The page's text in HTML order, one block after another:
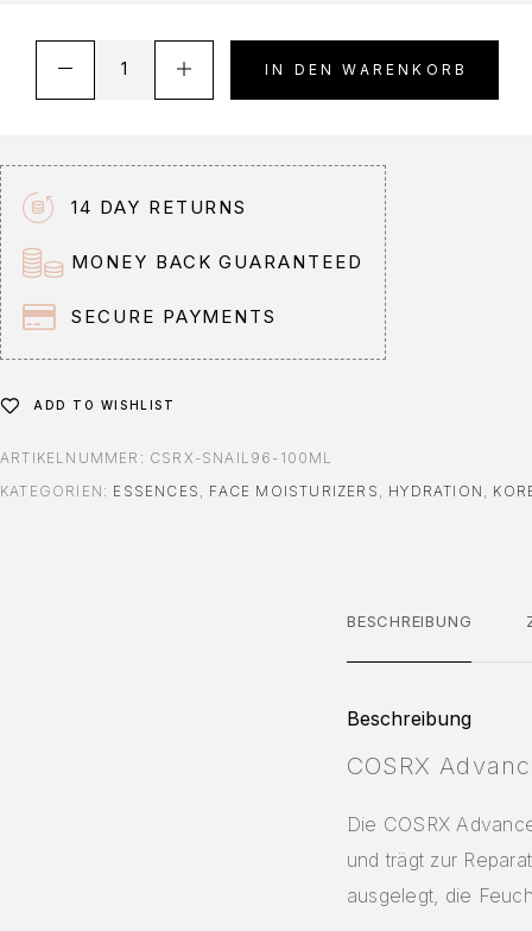
IN DEN WARENKORB
r
n
a
t
i
v
:
14 DAY RETURNS
MONEY BACK GUARANTEED
SECURE PAYMENTS
ADD TO WISHLIST
ARTIKELNUMMER: CSRX-SNAIL96-100ML
KATEGORIEN: ESSENCES FACE MOISTURIZERS HYDRATION
BESCHREIBUNG
Beschreibung
COSRX
Die COSRX
und trägt zur
ausgelegt, die